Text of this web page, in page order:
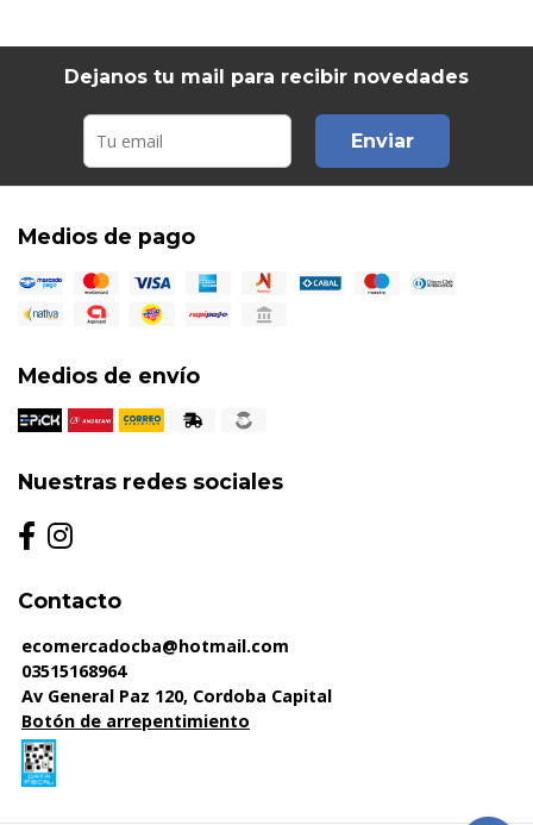
Dejanos tu mail para recibir novedades
Enviar
Medios de pago
Medios de envío
Nuestras redes sociales
Contacto
ecomercadocba@hotmail.com
03515168964
Av General Paz 120, Cordoba Capital
Botón de arrepentimiento